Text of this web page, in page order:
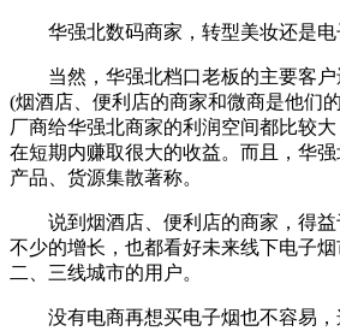
华强北数码商家，转型美妆还是电
当然，华强北档口老板的主要客
(烟酒店、便利店的商家和微商是他们
厂商给华强北商家的利润空间都比较
在短期内赚取很大的收益。而且，华
产品、货源集散著称。
说到烟酒店、便利店的商家，得
不少的增长，也都看好未来线下电子
二、三线城市的用户。
没有电商再想买电子烟也不容易